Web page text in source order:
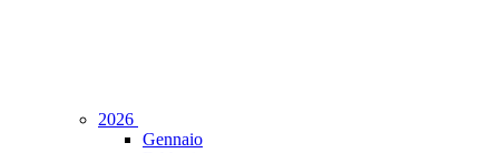
2026
Gennaio